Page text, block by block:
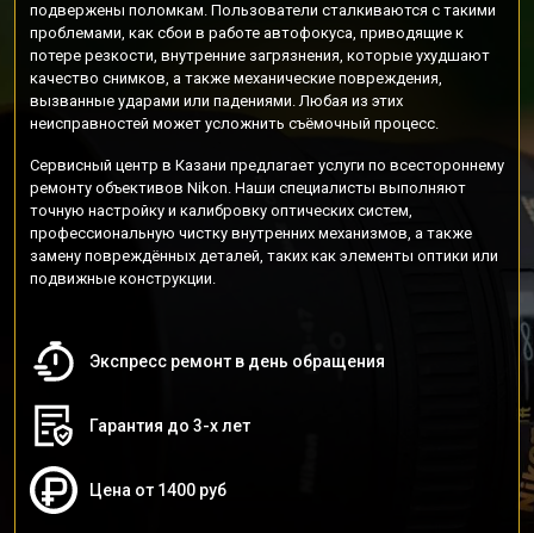
подвержены поломкам. Пользователи сталкиваются с такими
проблемами, как сбои в работе автофокуса, приводящие к
потере резкости, внутренние загрязнения, которые ухудшают
качество снимков, а также механические повреждения,
вызванные ударами или падениями. Любая из этих
неисправностей может усложнить съёмочный процесс.
Сервисный центр в Казани предлагает услуги по всестороннему
ремонту объективов Nikon. Наши специалисты выполняют
точную настройку и калибровку оптических систем,
профессиональную чистку внутренних механизмов, а также
замену повреждённых деталей, таких как элементы оптики или
подвижные конструкции.
Экспресс ремонт в день обращения
Гарантия до 3-х лет
Цена от 1400 руб